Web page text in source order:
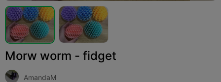
Morw worm - fidget
AmandaM